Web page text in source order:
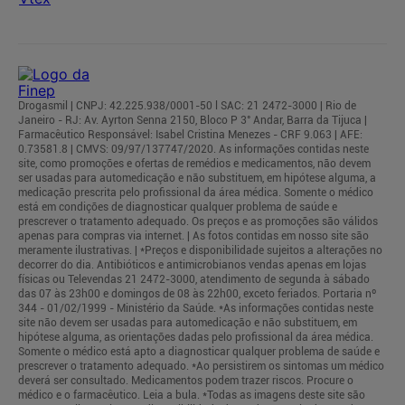
Drogasmil | CNPJ: 42.225.938/0001-50 l SAC: 21 2472-3000 | Rio de
Janeiro - RJ: Av. Ayrton Senna 2150, Bloco P 3° Andar, Barra da Tijuca |
Farmacêutico Responsável: Isabel Cristina Menezes - CRF 9.063 | AFE:
0.73581.8 | CMVS: 09/97/137747/2020. As informações contidas neste
site, como promoções e ofertas de remédios e medicamentos, não devem
ser usadas para automedicação e não substituem, em hipótese alguma, a
medicação prescrita pelo profissional da área médica. Somente o médico
está em condições de diagnosticar qualquer problema de saúde e
prescrever o tratamento adequado. Os preços e as promoções são válidos
apenas para compras via internet. | As fotos contidas em nosso site são
meramente ilustrativas. | *Preços e disponibilidade sujeitos a alterações no
decorrer do dia. Antibióticos e antimicrobianos vendas apenas em lojas
físicas ou Televendas 21 2472-3000, atendimento de segunda à sábado
das 07 às 23h00 e domingos de 08 às 22h00, exceto feriados. Portaria nº
344 - 01/02/1999 - Ministério da Saúde. *As informações contidas neste
site não devem ser usadas para automedicação e não substituem, em
hipótese alguma, as orientações dadas pelo profissional da área médica.
Somente o médico está apto a diagnosticar qualquer problema de saúde e
prescrever o tratamento adequado. *Ao persistirem os sintomas um médico
deverá ser consultado. Medicamentos podem trazer riscos. Procure o
médico e o farmacêutico. Leia a bula. *Todas as imagens deste site são